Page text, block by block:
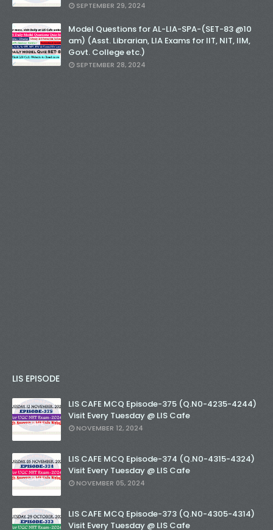
SEPTEMBER 29, 2024
Model Questions for AL-LIA-SPA-(SET-83 @10
am) (Asst. Librarian, LIA Exams for IIT, NIT, IIM,
Govt. College etc.)
SEPTEMBER 28, 2024
LIS EPISODE
LIS CAFE MCQ Episode-375 (Q.N0-4235-4244)
Visit Every Tuesday @ LIS Cafe
NOVEMBER 12, 2024
LIS CAFE MCQ Episode-374 (Q.N0-4315-4324)
Visit Every Tuesday @ LIS Cafe
NOVEMBER 05, 2024
LIS CAFE MCQ Episode-373 (Q.N0-4305-4314)
Visit Every Tuesday @ LIS Cafe